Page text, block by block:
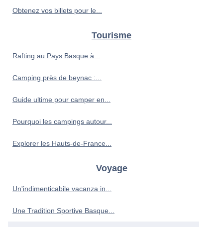
Obtenez vos billets pour le...
Tourisme
Rafting au Pays Basque à...
Camping près de beynac :...
Guide ultime pour camper en...
Pourquoi les campings autour...
Explorer les Hauts-de-France...
Voyage
Un'indimenticabile vacanza in...
Une Tradition Sportive Basque...